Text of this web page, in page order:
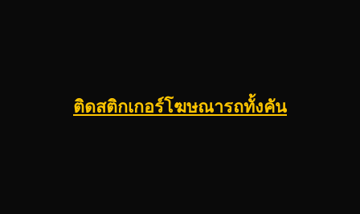
ติดสติกเกอร์โฆษณารถทั้งคัน